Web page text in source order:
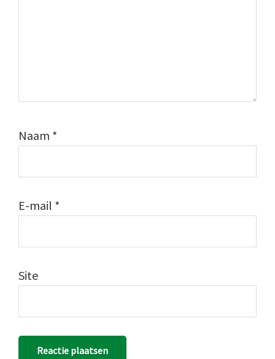
Naam *
E-mail *
Site